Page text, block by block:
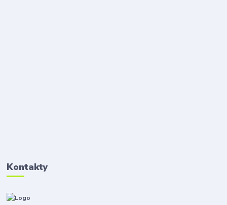
Kontakty